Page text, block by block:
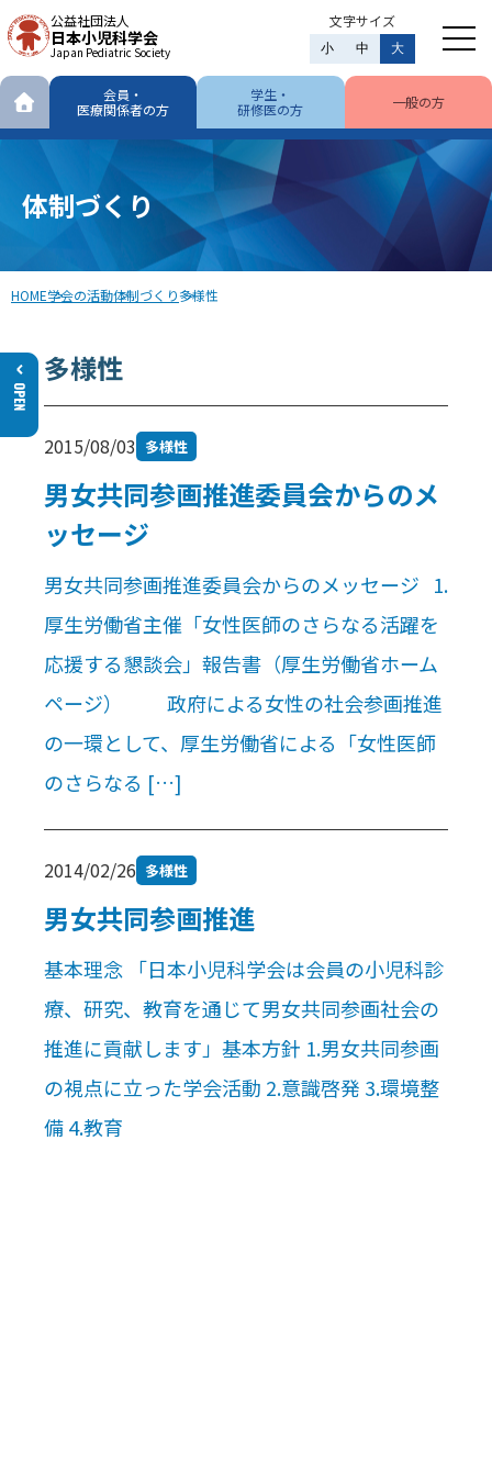
公益社団法人
日本小児科学会
Japan Pediatric Society
文字サイズ
小 中 大
会員・
医療関係者の方
学生・
研修医の方
一般の方
体制づくり
HOME学会の活動体制づくり多様性
多様性
2015/08/03 多様性
男女共同参画推進委員会からのメ
ッセージ
男女共同参画推進委員会からのメッセージ 1.
厚生労働省主催「女性医師のさらなる活躍を
応援する懇談会」報告書（厚生労働省ホーム
ページ） 政府による女性の社会参画推進
の一環として、厚生労働省による「女性医師
のさらなる […]
2014/02/26 多様性
男女共同参画推進
基本理念 「日本小児科学会は会員の小児科診
療、研究、教育を通じて男女共同参画社会の
推進に貢献します」基本方針 1.男女共同参画
の視点に立った学会活動 2.意識啓発 3.環境整
備 4.教育